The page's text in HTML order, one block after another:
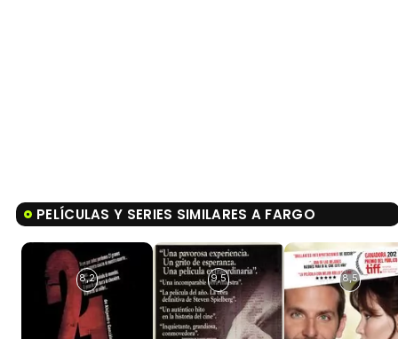
PELÍCULAS Y SERIES SIMILARES A FARGO
8,2 9,5 8,5